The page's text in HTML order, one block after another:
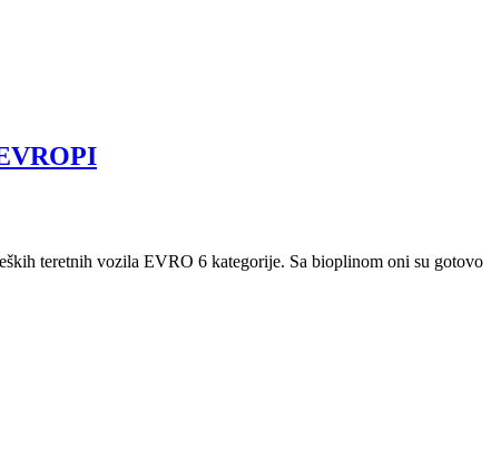
teretnih vozila EVRO 6 kategorije. Sa bioplinom oni su gotovo